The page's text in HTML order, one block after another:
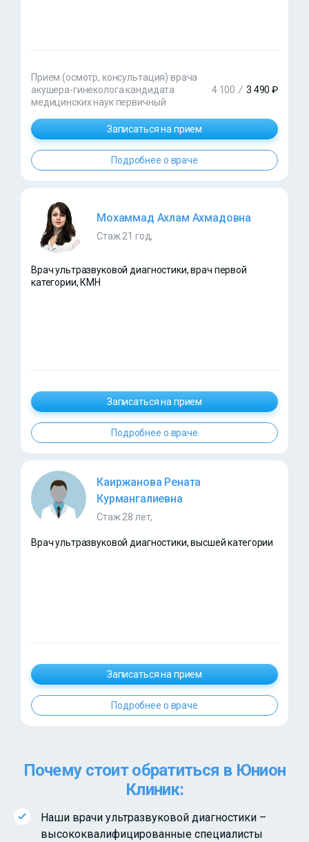
Прием (осмотр, консультация) врача
акушера-гинеколога кандидата
медицинских наук первичный
4 100 / 3 490 ₽
Записаться на прием
Подробнее о враче
Мохаммад Ахлам Ахмадовна
Стаж 21 год,
Врач ультразвуковой диагностики, врач первой
категории, КМН
Записаться на прием
Подробнее о враче
Каиржанова Рената
Курмангалиевна
Стаж 28 лет,
Врач ультразвуковой диагностики, высшей категории
Записаться на прием
Подробнее о враче
Почему стоит обратиться в Юнион
Клиник:
Наши врачи ультразвуковой диагностики –
высококвалифицированные специалисты